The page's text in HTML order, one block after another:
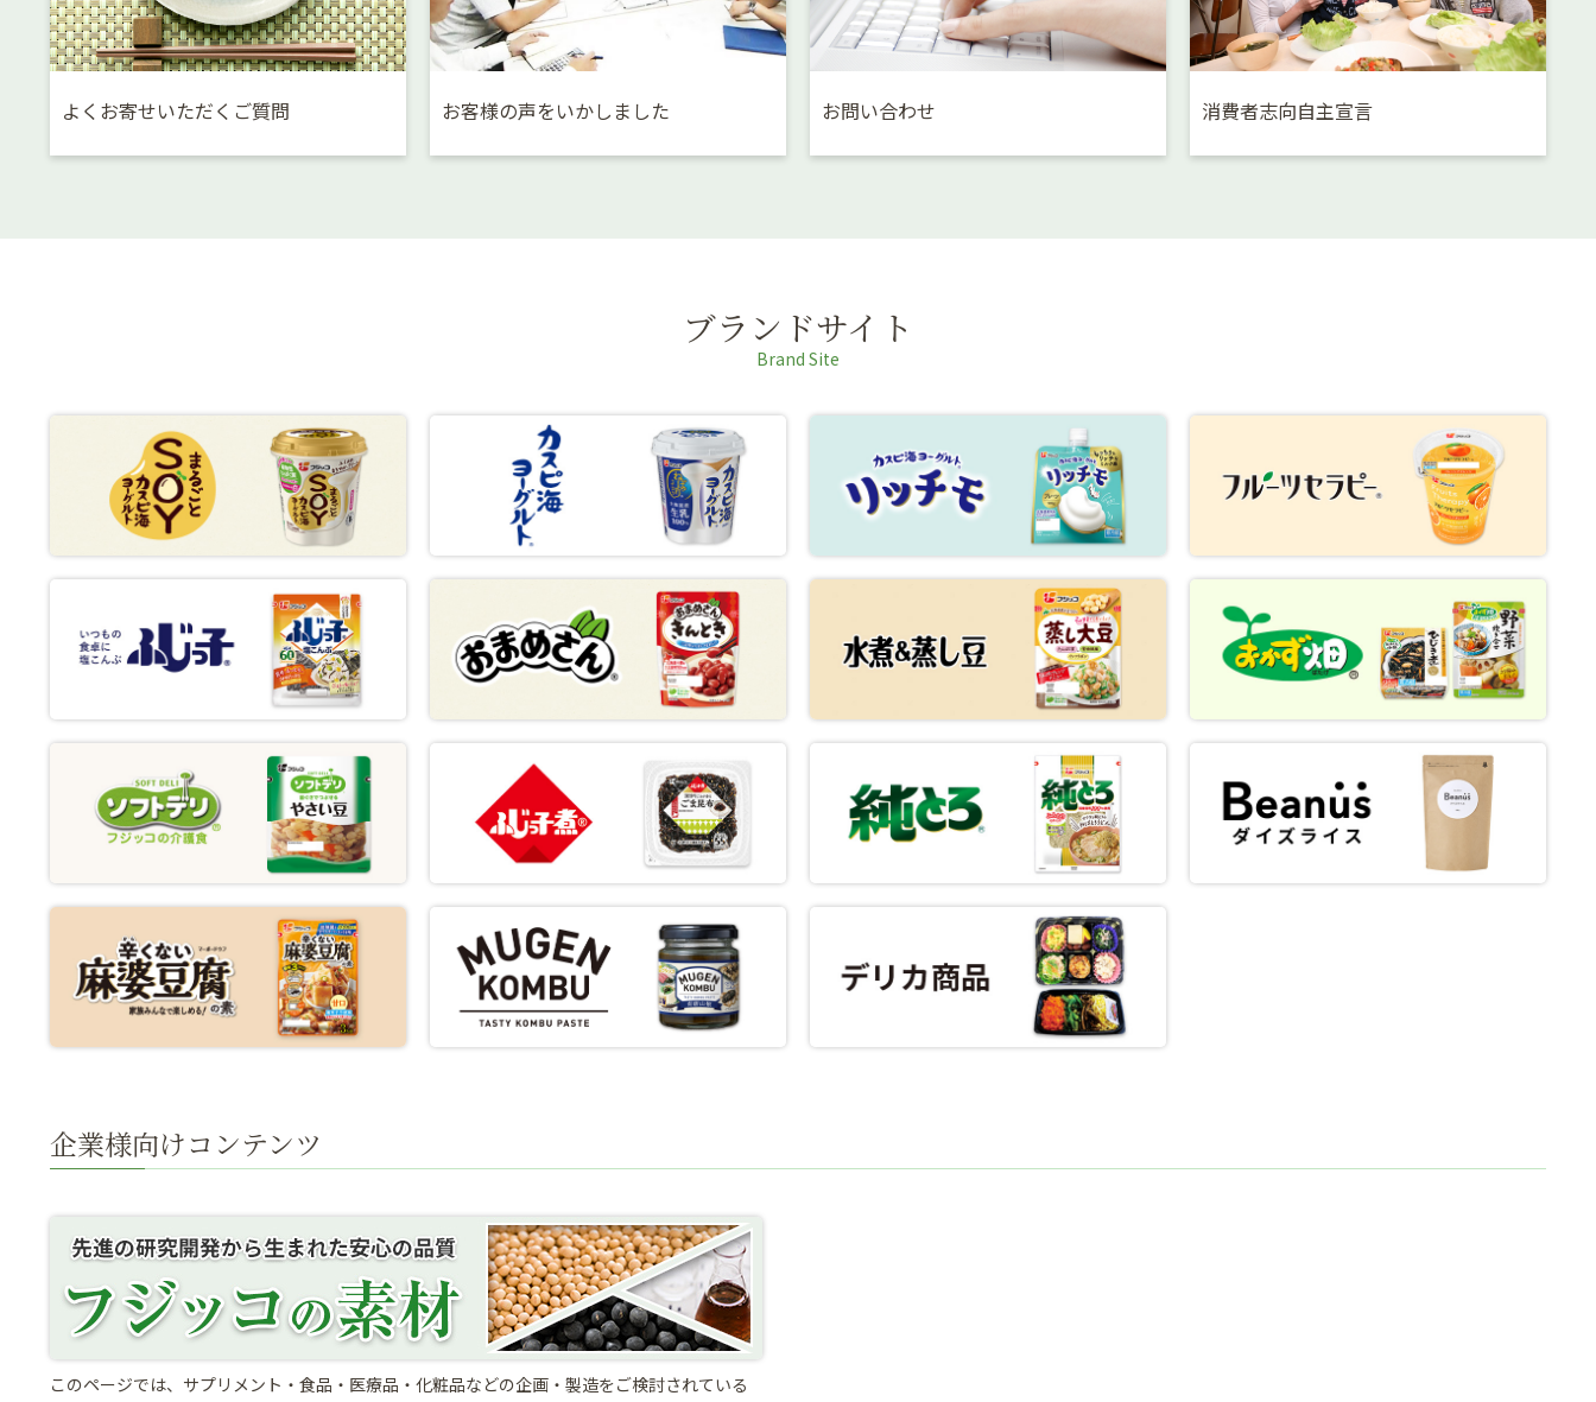
よくお寄せいただくご質問 お客様の声をいかしました お問い合わせ 消費者志向自主宣言
ブランドサイト
Brand Site
企業様向けコンテンツ
このページでは、サプリメント・食品・医療品・化粧品などの企画・製造をご検討されている